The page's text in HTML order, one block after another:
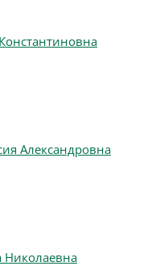
Александровна
Николаевна